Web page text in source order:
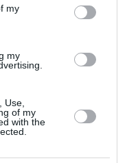
my
my
Use,
of my
with the
τελευταία νέα για